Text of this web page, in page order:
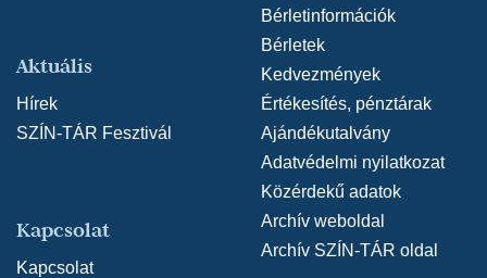
Aktuális
Hírek
SZÍN-TÁR Fesztivál
Bérletinformációk
Bérletek
Kedvezmények
Értékesítés, pénztárak
Ajándékutalvány
Adatvédelmi nyilatkozat
Közérdekű adatok
Archív weboldal
Archív SZÍN-TÁR oldal
Kapcsolat
Kapcsolat